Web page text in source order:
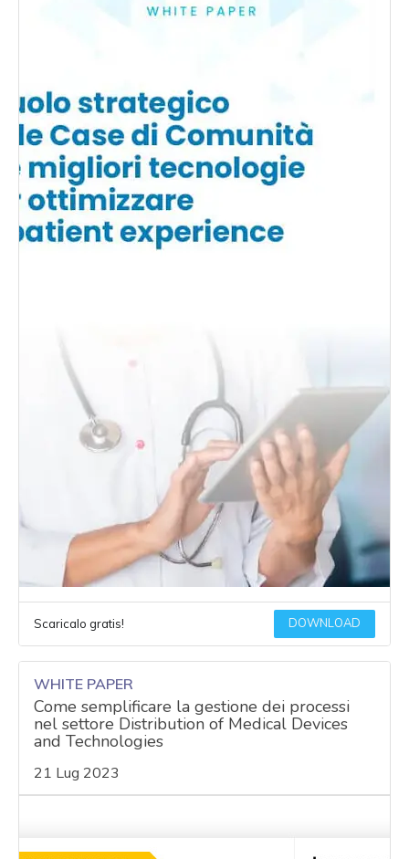
Scaricalo gratis! DOWNLOAD
WHITE PAPER
Come semplificare la gestione dei processi
nel settore Distribution of Medical Devices
and Technologies
21 Lug 2023